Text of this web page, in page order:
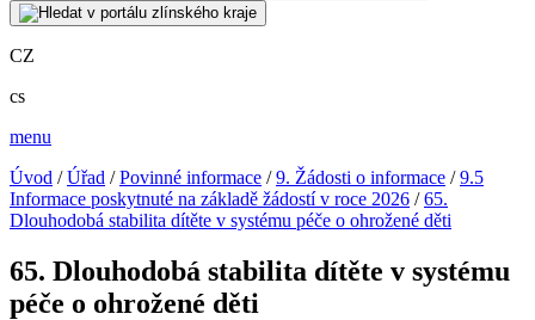
CZ
cs
menu
Úvod /Úřad /Povinné informace /9. Žádosti o informace /9.5
Informace poskytnuté na základě žádostí v roce 2026 /65.
Dlouhodobá stabilita dítěte v systému péče o ohrožené děti
65. Dlouhodobá stabilita dítěte v systému
péče o ohrožené děti